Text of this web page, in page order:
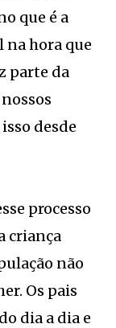
que é a
na hora que
parte da
desde
processo
criança
não
Os pais
dia a dia e